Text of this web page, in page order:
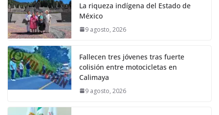
La riqueza indígena del Estado de
México
9 agosto, 2026
Fallecen tres jóvenes tras fuerte
colisión entre motocicletas en
Calimaya
9 agosto, 2026